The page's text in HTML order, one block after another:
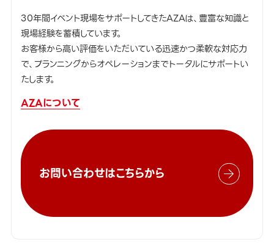
30年間イベント現場をサポートしてきたAZAは、豊富な知識と
現場経験を蓄積しています。
お客様から高い評価をいただいている迅速かつ柔軟な対応力
で、プランニングからオペレーションまでトータルにサポートい
たします。
AZAについて
お問い合わせはこちらから